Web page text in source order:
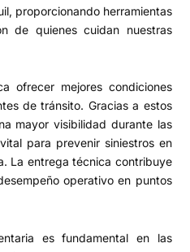
proporcionando herramientas
de quienes cuidan nuestras
ofrecer mejores condiciones
de tránsito. Gracias a estos
mayor visibilidad durante las
para prevenir siniestros en
La entrega técnica contribuye
operativo en puntos
es fundamental en las